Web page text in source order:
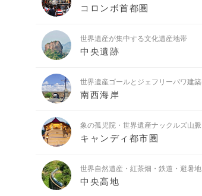
コロンボ首都圏
世界遺産が集中する文化遺産地帯
中央遺跡
世界遺産ゴールとジェフリーバワ建築
南西海岸
象の孤児院・世界遺産ナックルズ山脈
キャンディ都市圏
世界自然遺産・紅茶畑・鉄道・避暑地
中央高地